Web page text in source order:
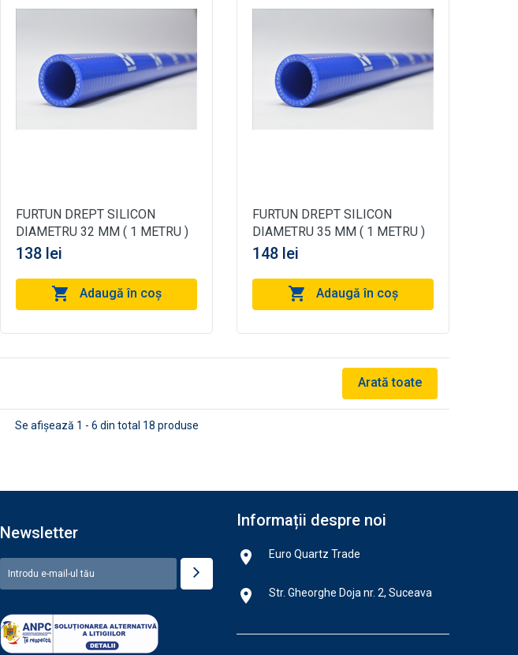
FURTUN DREPT SILICON
DIAMETRU 32 MM ( 1 METRU )
138 lei
Adaugă în coş
FURTUN DREPT SILICON
DIAMETRU 35 MM ( 1 METRU )
148 lei
Adaugă în coş
Arată toate
Se afişează 1 - 6 din total 18 produse
Newsletter
Informații despre noi
Euro Quartz Trade
Str. Gheorghe Doja nr. 2, Suceava